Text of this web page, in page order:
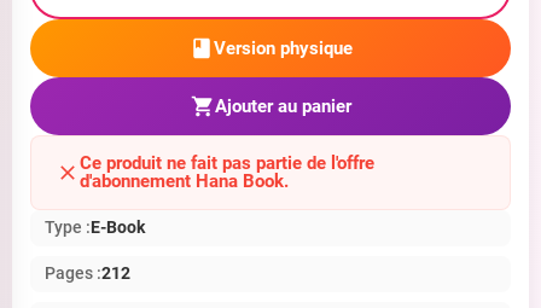
Version physique
Ajouter au panier
Ce produit ne fait pas partie de l'offre
d'abonnement Hana Book.
Type :E-Book
Pages :212